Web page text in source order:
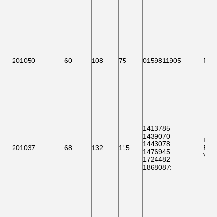
201050 60 108 75 0159811905 F
201037 68 132 115
1413785
1439070
1443078
1476945
1724482
1868087:
F